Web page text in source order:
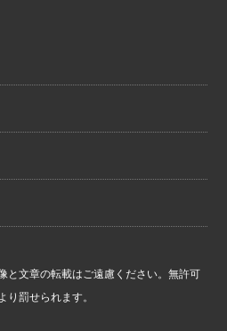
と文章の転載はご遠慮ください。無許可
り罰せられます。